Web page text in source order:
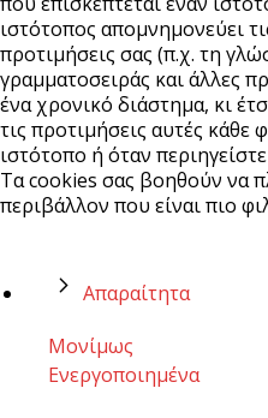
ιστότοπος απομνημονεύει
προτιμήσεις σας (π.χ. τη
γραμματοσειράς και άλλες
ένα χρονικό διάστημα, κι
τις προτιμήσεις αυτές κάθε
ιστότοπο ή όταν
Τα cookies σας βοηθούν να
περιβάλλον που είναι πιο
Απαραίτητα
Μονίμως
Ενεργοποιημένα